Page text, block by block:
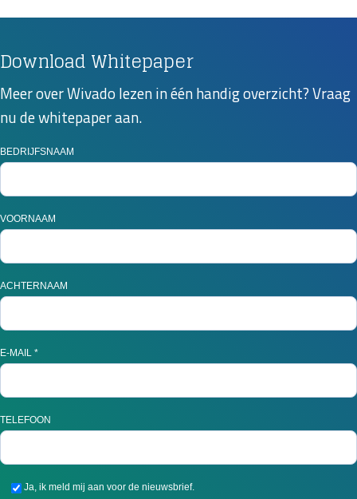
Download Whitepaper
Meer over Wivado lezen in één handig overzicht? Vraag
nu de whitepaper aan.